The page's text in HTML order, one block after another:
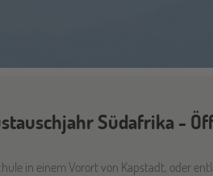
Südafrika -
in einem Vorort von Kapstadt, oder